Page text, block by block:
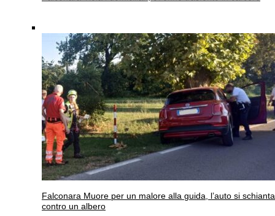
Falconara Muore per un malore alla guida, l’auto si schianta
contro un albero